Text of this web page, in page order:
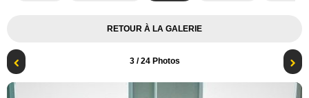
RETOUR À LA GALERIE
3/ 24 Photos